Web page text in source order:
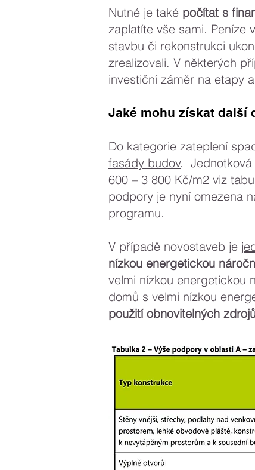
Nutné je také počítat s
zaplatíte vše sami. Peníze
stavbu či rekonstrukci
zrealizovali. V některých
investiční záměr na etapy
Jaké mohu získat další
Do kategorie zateplení
fasády budov. Jednotková
600 – 3 800 Kč/m2 viz
podpory je nyní omezena
programu.
V případě novostaveb je
nízkou energetickou
velmi nízkou energetickou
domů s velmi nízkou
použití obnovitelných